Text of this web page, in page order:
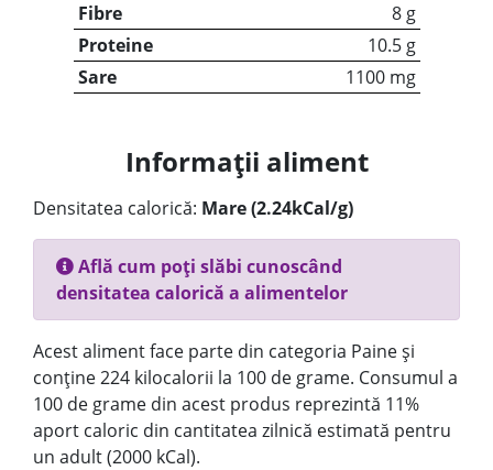
Fibre
8 g
Proteine
10.5 g
Sare
1100 mg
Informații aliment
Densitatea calorică: Mare (2.24kCal/g)
Află cum poți slăbi cunoscând
densitatea calorică a alimentelor
Acest aliment face parte din categoria Paine și
conține 224 kilocalorii la 100 de grame. Consumul a
100 de grame din acest produs reprezintă 11%
aport caloric din cantitatea zilnică estimată pentru
un adult (2000 kCal).